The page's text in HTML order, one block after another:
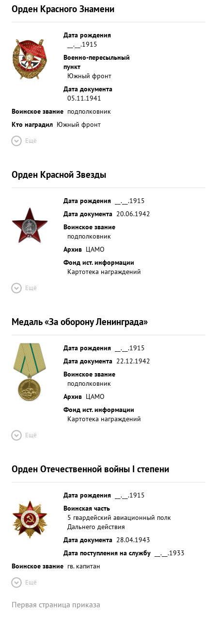
Орден Красного Знамени
Дата рождения
__.__.1915
Военно-пересыльный
пункт
Южный фронт
Дата документа
05.11.1941
Воинское звание подполковник
Кто наградил Южный фронт
Ещё
Орден Красной Звезды
Дата рождения
__.__.1915
Дата документа 20.06.1942
Воинское звание
подполковник
Архив ЦАМО
Фонд ист. информации
Картотека награждений
Ещё
Медаль «За оборону Ленинграда»
Дата рождения
__.__.1915
Дата документа 22.12.1942
Воинское звание
подполковник
Архив ЦАМО
Фонд ист. информации
Картотека награждений
Ещё
Орден Отечественной войны I степени
Дата рождения
__.__.1915
Воинская часть
5 гвардейский авиационный полк
Дальнего действия
Дата документа 28.04.1943
Дата поступления на службу
__.__.1933
Воинское звание гв. капитан
Ещё
Первая страница приказа